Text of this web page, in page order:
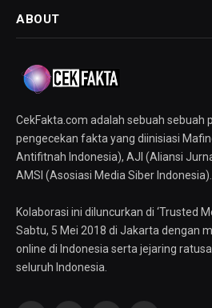
ABOUT
CekFakta.com adalah sebuah sebuah
pengecekan fakta yang diinisiasi
Antifitnah Indonesia), AJI (Aliansi
AMSI (Asosiasi Media Siber Indonesia).
Kolaborasi ini diluncurkan di ‘Trusted
Sabtu, 5 Mei 2018 di Jakarta dengan
online di Indonesia serta jejaring
seluruh Indonesia.